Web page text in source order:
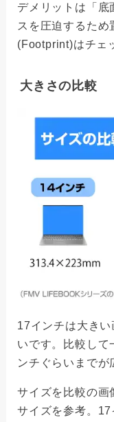
デメリットは「底
スを圧迫するため
(Footprint)はチェ
大きさの比較
17インチは大き
いです。比較して
ンチぐらいまでが
サイズを比較の
サイズを参考。